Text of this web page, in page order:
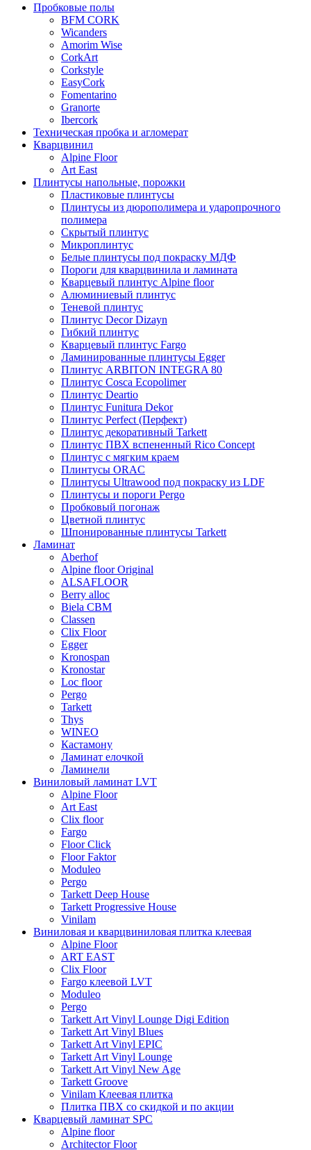
Пробковые полы
BFM CORK
Wicanders
Amorim Wise
CorkArt
Corkstyle
EasyCork
Fomentarino
Granorte
Ibercork
Техническая пробка и агломерат
Кварцвинил
Alpine Floor
Art East
Плинтусы напольные, порожки
Пластиковые плинтусы
Плинтусы из дюрополимера и ударопрочного
полимера
Скрытый плинтус
Микроплинтус
Белые плинтусы под покраску МДФ
Пороги для кварцвинила и ламината
Кварцевый плинтус Alpine floor
Алюминиевый плинтус
Теневой плинтус
Плинтус Decor Dizayn
Гибкий плинтус
Кварцевый плинтус Fargo
Ламинированные плинтусы Egger
Плинтус ARBITON INTEGRA 80
Плинтус Cosca Ecopolimer
Плинтус Deartio
Плинтус Funitura Dekor
Плинтус Perfect (Перфект)
Плинтус декоративный Tarkett
Плинтус ПВХ вспененный Rico Concept
Плинтус с мягким краем
Плинтусы ORAC
Плинтусы Ultrawood под покраску из LDF
Плинтусы и пороги Pergo
Пробковый погонаж
Цветной плинтус
Шпонированные плинтусы Tarkett
Ламинат
Aberhof
Alpine floor Original
ALSAFLOOR
Berry alloc
Biela CBM
Classen
Clix Floor
Egger
Kronospan
Kronostar
Loc floor
Pergo
Tarkett
Thys
WINEO
Кастамону
Ламинат елочкой
Ламинели
Виниловый ламинат LVT
Alpine Floor
Art East
Clix floor
Fargo
Floor Click
Floor Faktor
Moduleo
Pergo
Tarkett Deep House
Tarkett Progressive House
Vinilam
Виниловая и кварцвиниловая плитка клеевая
Alpine Floor
ART EAST
Clix Floor
Fargo клеевой LVT
Moduleo
Pergo
Tarkett Art Vinyl Lounge Digi Edition
Tarkett Art Vinyl Blues
Tarkett Art Vinyl EPIC
Tarkett Art Vinyl Lounge
Tarkett Art Vinyl New Age
Tarkett Groove
Vinilam Клеевая плитка
Плитка ПВХ со скидкой и по акции
Кварцевый ламинат SPC
Alpine floor
Architector Floor